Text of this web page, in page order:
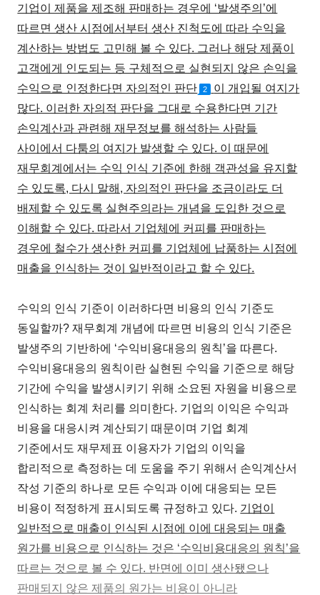
기업이 제품을 제조해 판매하는 경우에 ‘발생주의’에
따르면 생산 시점에서부터 생산 진척도에 따라 수익을
계산하는 방법도 고민해 볼 수 있다. 그러나 해당 제품이
고객에게 인도되는 등 구체적으로 실현되지 않은 손익을
수익으로 인정한다면 자의적인 판단
2
이 개입될 여지가
많다. 이러한 자의적 판단을 그대로 수용한다면 기간
손익계산과 관련해 재무정보를 해석하는 사람들
사이에서 다툼의 여지가 발생할 수 있다. 이 때문에
재무회계에서는 수익 인식 기준에 한해 객관성을 유지할
수 있도록, 다시 말해, 자의적인 판단을 조금이라도 더
배제할 수 있도록 실현주의라는 개념을 도입한 것으로
이해할 수 있다. 따라서 기업체에 커피를 판매하는
경우에 철수가 생산한 커피를 기업체에 납품하는 시점에
매출을 인식하는 것이 일반적이라고 할 수 있다.
수익의 인식 기준이 이러하다면 비용의 인식 기준도
동일할까? 재무회계 개념에 따르면 비용의 인식 기준은
발생주의 기반하에 ‘수익비용대응의 원칙’을 따른다.
수익비용대응의 원칙이란 실현된 수익을 기준으로 해당
기간에 수익을 발생시키기 위해 소요된 자원을 비용으로
인식하는 회계 처리를 의미한다. 기업의 이익은 수익과
비용을 대응시켜 계산되기 때문이며 기업 회계
기준에서도 재무제표 이용자가 기업의 이익을
합리적으로 측정하는 데 도움을 주기 위해서 손익계산서
작성 기준의 하나로 모든 수익과 이에 대응되는 모든
비용이 적정하게 표시되도록 규정하고 있다. 기업이
일반적으로 매출이 인식된 시점에 이에 대응되는 매출
원가를 비용으로 인식하는 것은 ‘수익비용대응의 원칙’을
따르는 것으로 볼 수 있다. 반면에 이미 생산됐으나
판매되지 않은 제품의 원가는 비용이 아니라